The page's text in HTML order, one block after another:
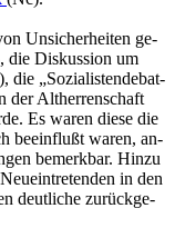
Un­si­cher­hei­ten ge­
die Dis­kus­si­on um
die „So­zia­lis­ten­de­bat­
der Alt­her­ren­schaft
Es waren diese die
be­ein­flu­ßt waren, an­
be­merk­bar. Hinzu
in den
deut­li­che zu­rück­ge­